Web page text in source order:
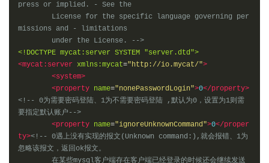
press or implied. - See the
missions and - limitations
	under the License. -->
<!DOCTYPE mycat:server SYSTEM "server.dtd">
<mycat:server xmlns:mycat="http://io.mycat/">
<system>
<property name="nonePasswordLogin">0</property>
<!-- 0为需要密码登陆、1为不需要密码登陆 ,默认为0，设置为1则需
要指定默认账户-->
<property name="ignoreUnknownCommand">0</proper
ty><!-- 0遇上没有实现的报文(Unknown command:),就会报错、1为
忽略该报文，返回ok报文。